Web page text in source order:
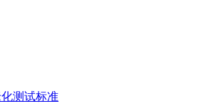
测试标准